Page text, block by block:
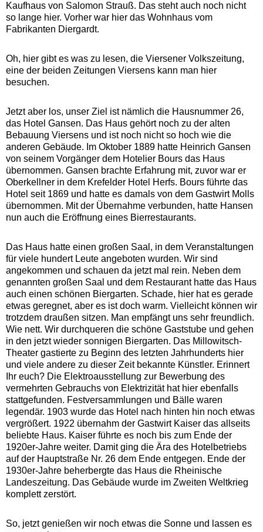
Kaufhaus von Salomon Strauß. Das steht auch noch nicht
so lange hier. Vorher war hier das Wohnhaus vom
Fabrikanten Diergardt.
Oh, hier gibt es was zu lesen, die Viersener Volkszeitung,
eine der beiden Zeitungen Viersens kann man hier
besuchen.
Jetzt aber los, unser Ziel ist nämlich die Hausnummer 26,
das Hotel Gansen. Das Haus gehört noch zu der alten
Bebauung Viersens und ist noch nicht so hoch wie die
anderen Gebäude. Im Oktober 1889 hatte Heinrich Gansen
von seinem Vorgänger dem Hotelier Bours das Haus
übernommen. Gansen brachte Erfahrung mit, zuvor war er
Oberkellner in dem Krefelder Hotel Herfs. Bours führte das
Hotel seit 1869 und hatte es damals von dem Gastwirt Molls
übernommen. Mit der Übernahme verbunden, hatte Hansen
nun auch die Eröffnung eines Bierrestaurants.
Das Haus hatte einen großen Saal, in dem Veranstaltungen
für viele hundert Leute angeboten wurden. Wir sind
angekommen und schauen da jetzt mal rein. Neben dem
genannten großen Saal und dem Restaurant hatte das Haus
auch einen schönen Biergarten. Schade, hier hat es gerade
etwas geregnet, aber es ist doch warm. Vielleicht können wir
trotzdem draußen sitzen. Man empfängt uns sehr freundlich.
Wie nett. Wir durchqueren die schöne Gaststube und gehen
in den jetzt wieder sonnigen Biergarten. Das Millowitsch-
Theater gastierte zu Beginn des letzten Jahrhunderts hier
und viele andere zu dieser Zeit bekannte Künstler. Erinnert
Ihr euch? Die Elektroausstellung zur Bewerbung des
vermehrten Gebrauchs von Elektrizität hat hier ebenfalls
stattgefunden. Festversammlungen und Bälle waren
legendär. 1903 wurde das Hotel nach hinten hin noch etwas
vergrößert. 1922 übernahm der Gastwirt Kaiser das allseits
beliebte Haus. Kaiser führte es noch bis zum Ende der
1920er-Jahre weiter. Damit ging die Ära des Hotelbetriebs
auf der Hauptstraße Nr. 26 dem Ende entgegen. Ende der
1930er-Jahre beherbergte das Haus die Rheinische
Landeszeitung. Das Gebäude wurde im Zweiten Weltkrieg
komplett zerstört.
So, jetzt genießen wir noch etwas die Sonne und lassen es